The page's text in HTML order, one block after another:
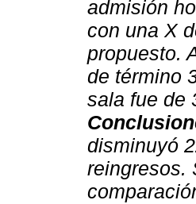
admisión
con una X
propuesto.
de término
sala fue de
disminuyó
reingresos.